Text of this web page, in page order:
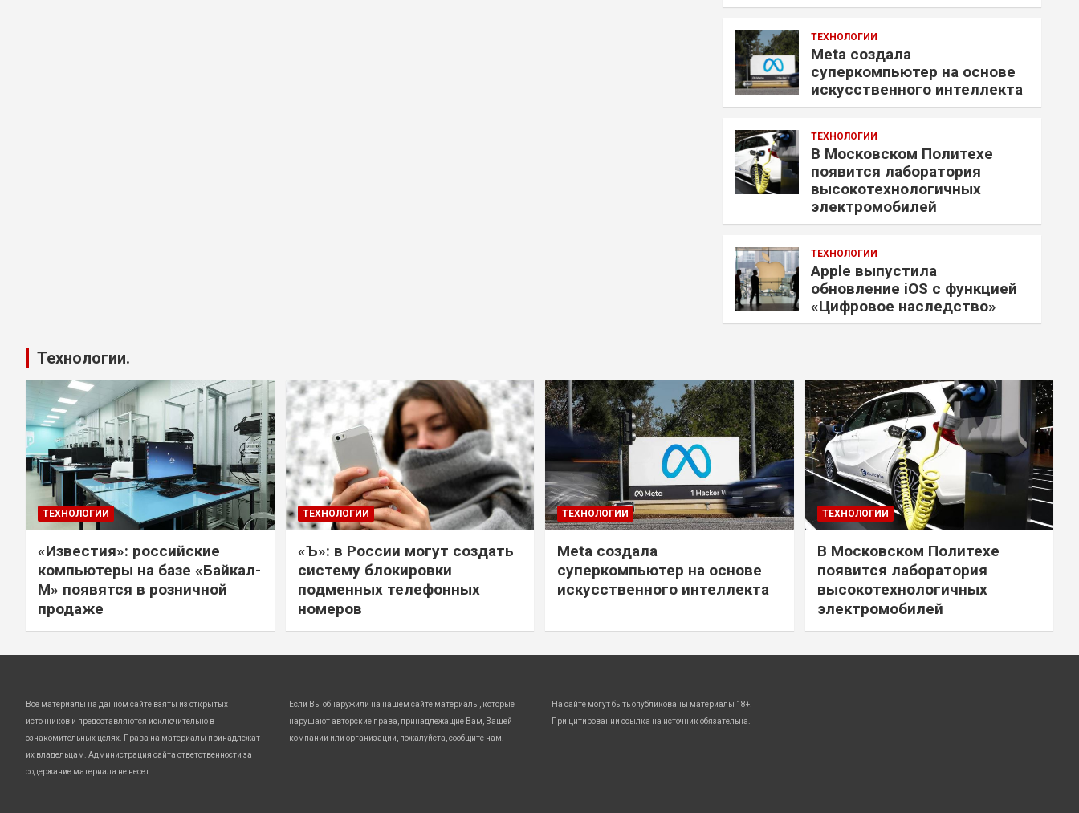
ТЕХНОЛОГИИ
Meta создала
суперкомпьютер на основе
искусственного интеллекта
ТЕХНОЛОГИИ
В Московском Политехе
появится лаборатория
высокотехнологичных
электромобилей
ТЕХНОЛОГИИ
Apple выпустила
обновление iOS с функцией
«Цифровое наследство»
Технологии.
ТЕХНОЛОГИИ
«Известия»: российские
компьютеры на базе «Байкал-
М» появятся в розничной
продаже
ТЕХНОЛОГИИ
«Ъ»: в России могут создать
систему блокировки
подменных телефонных
номеров
ТЕХНОЛОГИИ
Meta создала
суперкомпьютер на основе
искусственного интеллекта
ТЕХНОЛОГИИ
В Московском Политехе
появится лаборатория
высокотехнологичных
электромобилей
Все материалы на данном сайте взяты из открытых
источников и предоставляются исключительно в
ознакомительных целях. Права на материалы принадлежат
их владельцам. Администрация сайта ответственности за
содержание материала не несет.
Если Вы обнаружили на нашем сайте материалы, которые
нарушают авторские права, принадлежащие Вам, Вашей
компании или организации, пожалуйста, сообщите нам.
На сайте могут быть опубликованы материалы 18+!
При цитировании ссылка на источник обязательна.